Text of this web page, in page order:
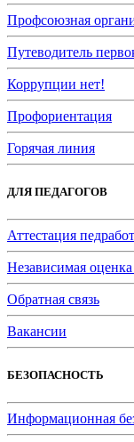
Профсоюзная
Путеводитель
Коррупции нет!
Профориентация
Горячая линия
ДЛЯ ПЕДАГОГОВ
Аттестация
Независимая оценка
Обратная связь
Вакансии
БЕЗОПАСНОСТЬ
Информационная